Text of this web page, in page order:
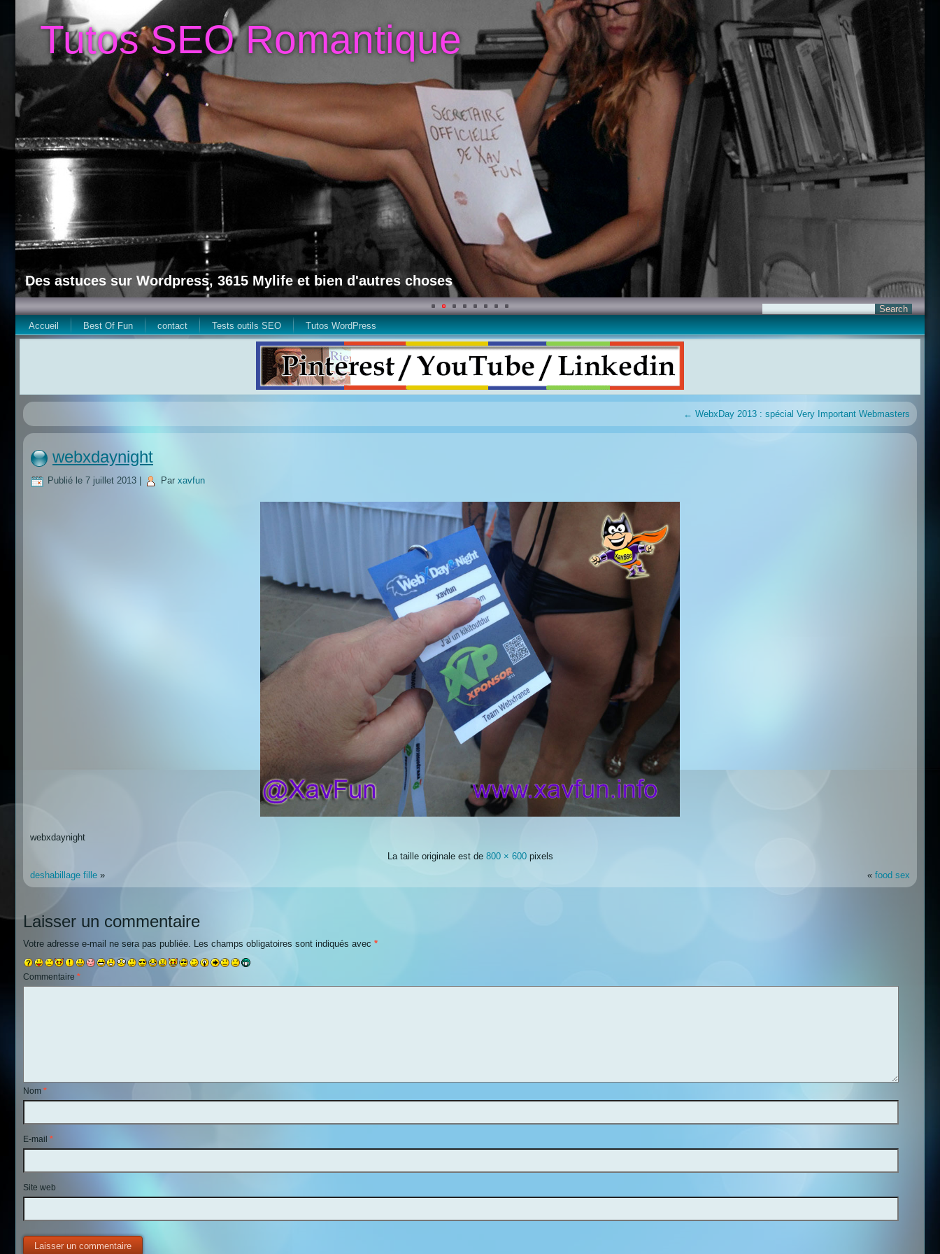
Tutos SEO Romantique
Des astuces sur Wordpress, 3615 Mylife et bien d'autres choses
Accueil Best Of Fun contact Tests outils SEO Tutos WordPress
← WebxDay 2013 : spécial Very Important Webmasters
webxdaynight
Publié le 7 juillet 2013 Par xavfun
webxdaynight
La taille originale est de 800 × 600pixels
deshabillage fille » « food sex
Laisser un commentaire
Votre adresse e-mail ne sera pas publiée. Les champs obligatoires sont indiqués avec *
Commentaire *
Nom *
E-mail *
Site web